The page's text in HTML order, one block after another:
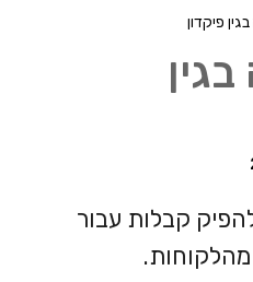
פיקדון
קבלות עבור